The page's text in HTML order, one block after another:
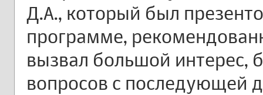
Д.А., который был
программе,
вызвал большой интерес,
вопросов с последующей